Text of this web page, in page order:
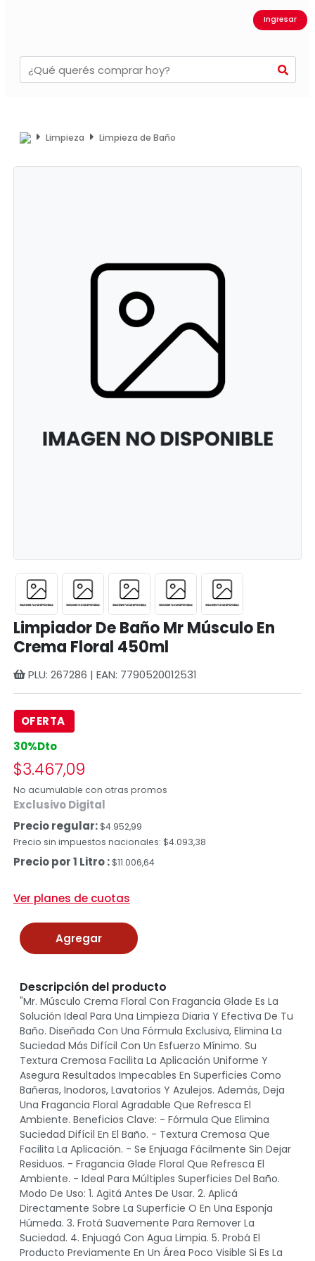
Ingresar
Limpieza Limpieza de Baño
Limpiador De Baño Mr Músculo En
Crema Floral 450ml
PLU: 267286 | EAN: 7790520012531
OFERTA
30%Dto
$3.467,09
No acumulable con otras promos
Exclusivo Digital
Precio regular:$4.952,99
Precio sin impuestos nacionales: $4.093,38
Precio por 1 Litro : $11.006,64
Ver planes de cuotas
Agregar
Descripción del producto
"Mr. Músculo Crema Floral Con Fragancia Glade Es La
Solución Ideal Para Una Limpieza Diaria Y Efectiva De Tu
Baño. Diseñada Con Una Fórmula Exclusiva, Elimina La
Suciedad Más Difícil Con Un Esfuerzo Mínimo. Su
Textura Cremosa Facilita La Aplicación Uniforme Y
Asegura Resultados Impecables En Superficies Como
Bañeras, Inodoros, Lavatorios Y Azulejos. Además, Deja
Una Fragancia Floral Agradable Que Refresca El
Ambiente. Beneficios Clave: - Fórmula Que Elimina
Suciedad Difícil En El Baño. - Textura Cremosa Que
Facilita La Aplicación. - Se Enjuaga Fácilmente Sin Dejar
Residuos. - Fragancia Glade Floral Que Refresca El
Ambiente. - Ideal Para Múltiples Superficies Del Baño.
Modo De Uso: 1. Agitá Antes De Usar. 2. Aplicá
Directamente Sobre La Superficie O En Una Esponja
Húmeda. 3. Frotá Suavemente Para Remover La
Suciedad. 4. Enjuagá Con Agua Limpia. 5. Probá El
Producto Previamente En Un Área Poco Visible Si Es La